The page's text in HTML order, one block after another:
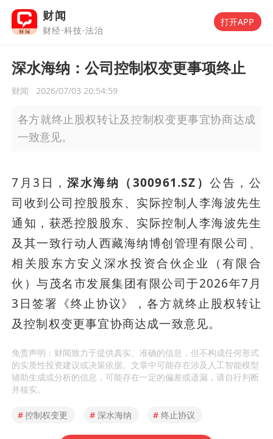
财闻
财经·科技·法治
打开APP
深水海纳：公司控制权变更事项终止
财闻 2026/07/03 20:54:59
各方就终止股权转让及控制权变更事宜协商达成
一致意见。
7月3日，深水海纳（300961.SZ）公告，公
司收到公司控股股东、实际控制人李海波先生
通知，获悉控股股东、实际控制人李海波先生
及其一致行动人西藏海纳博创管理有限公司、
相关股东方安义深水投资合伙企业（有限合
伙）与茂名市发展集团有限公司于2026年7月
3日签署《终止协议》，各方就终止股权转让
及控制权变更事宜协商达成一致意见。
免责声明：财闻致力于提供真实、准确的信息，但不构成任何形式
的实质性投资建议或决策依据。文章中可能存在涉及人工智能模型
辅助生成或分析的信息，可能存在一定的偏差或遗漏，请自行判断
并核实。
#控制权变更 # 深水海纳 # 终止协议